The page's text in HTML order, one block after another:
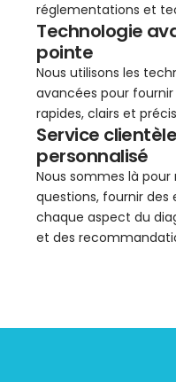
réglementations et
Technologie
pointe
Nous utilisons les
avancées pour
rapides, clairs et
Service
personnalisé
Nous sommes là
questions, fournir des
chaque aspect du
et des